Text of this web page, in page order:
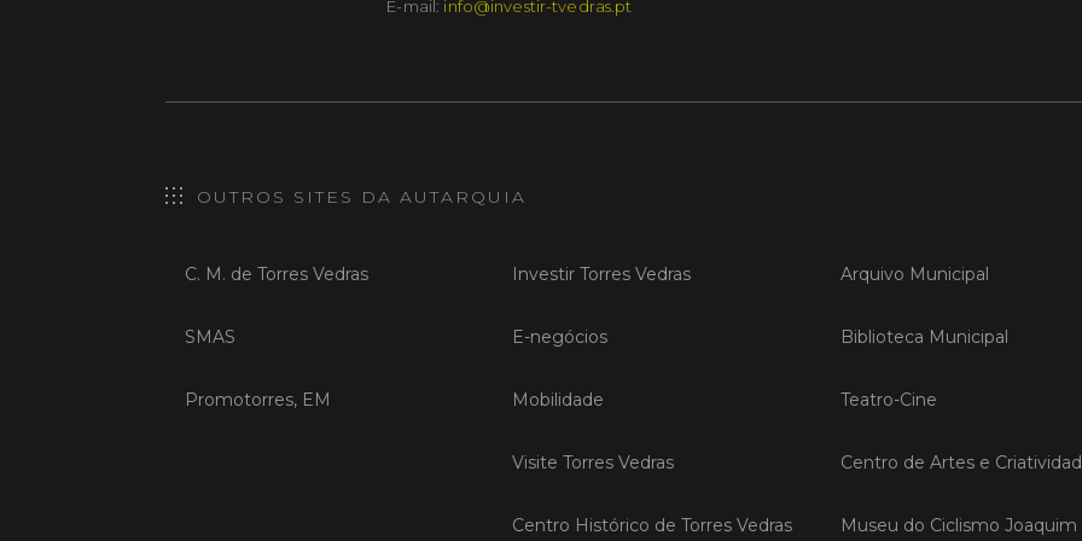
O
E-mail: info@investir-tvedras.pt
OUTROS SITES DA AUTARQUIA
C. M. de Torres Vedras
SMAS
Promotorres, EM
Investir Torres Vedras
E-negócios
Mobilidade
Visite Torres Vedras
Centro Histórico de Torres Vedras
Arquivo Municipal
Biblioteca Municipal
Teatro-Cine
Centro de Artes e
Museu do Ciclismo Joaquim